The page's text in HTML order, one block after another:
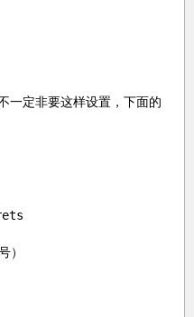
一定非要这样设置，下面的
）